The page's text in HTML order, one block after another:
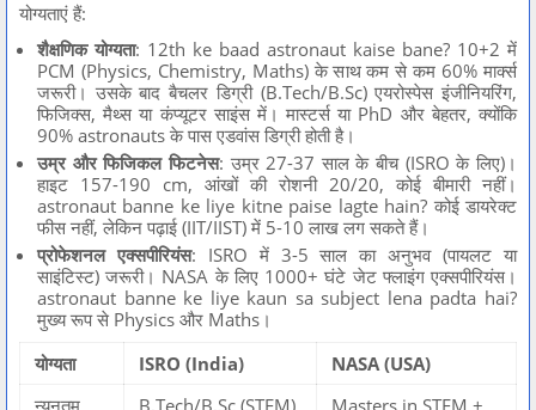
योग्यताएं हैं:
शैक्षणिक योग्यता: 12th ke baad astronaut kaise bane? 10+2 में
PCM (Physics, Chemistry, Maths) के साथ कम से कम 60% मार्क्स
जरूरी। उसके बाद बैचलर डिग्री (B.Tech/B.Sc) एयरोस्पेस इंजीनियरिंग,
फिजिक्स, मैथ्स या कंप्यूटर साइंस में। मास्टर्स या PhD और बेहतर, क्योंकि
90% astronauts के पास एडवांस डिग्री होती है।
उम्र और फिजिकल फिटनेस: उम्र 27-37 साल के बीच (ISRO के लिए)।
हाइट 157-190 cm, आंखों की रोशनी 20/20, कोई बीमारी नहीं।
astronaut banne ke liye kitne paise lagte hain? कोई डायरेक्ट
फीस नहीं, लेकिन पढ़ाई (IIT/IIST) में 5-10 लाख लग सकते हैं।
प्रोफेशनल एक्सपीरियंस: ISRO में 3-5 साल का अनुभव (पायलट या
साइंटिस्ट) जरूरी। NASA के लिए 1000+ घंटे जेट फ्लाइंग एक्सपीरियंस।
astronaut banne ke liye kaun sa subject lena padta hai?
मुख्य रूप से Physics और Maths।
योग्यता
ISRO (India)
NASA (USA)
न्यूनतम
B.Tech/B.Sc (STEM)
Masters in STEM +